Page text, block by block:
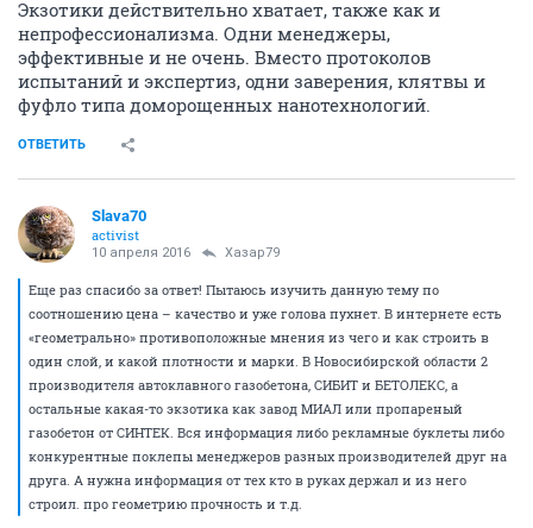
Экзотики действительно хватает, также как и
непрофессионализма. Одни менеджеры,
эффективные и не очень. Вместо протоколов
испытаний и экспертиз, одни заверения, клятвы и
фуфло типа доморощенных нанотехнологий.
ОТВЕТИТЬ
Slava70
activist
10 апреля 2016 Хазар79
Еще раз спасибо за ответ! Пытаюсь изучить данную тему по
соотношению цена – качество и уже голова пухнет. В интернете есть
«геометрально» противоположные мнения из чего и как строить в
один слой, и какой плотности и марки. В Новосибирской области 2
производителя автоклавного газобетона, СИБИТ и БЕТОЛЕКС, а
остальные какая-то экзотика как завод МИАЛ или пропареный
газобетон от СИНТЕК. Вся информация либо рекламные буклеты либо
конкурентные поклепы менеджеров разных производителей друг на
друга. А нужна информация от тех кто в руках держал и из него
строил. про геометрию прочность и т.д.